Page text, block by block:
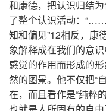
和康德，把认识归结
了整个认识活动：
知和偏见”12相反，康
象解释成在我们的意
感觉的作用而形成的
然的图景。他不仅把“
在，而且看作是“纯粹